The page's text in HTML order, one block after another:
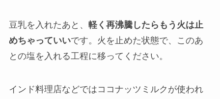
豆乳を入れたあと、 軽く再沸騰したらもう火は止
めちゃっていいです。火を止めた状態で、このあ
との塩を入れる工程に移ってください。
インド料理店などではココナッツミルクが使われ